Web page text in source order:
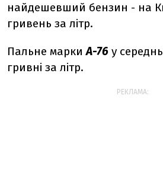
найдешевший бензин - на
гривень за літр.
Пальне маркиА-76 у
гривні за літр.
РЕКЛАМА: